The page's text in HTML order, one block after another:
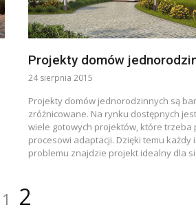
Projekty domów
24 sierpnia 2015
Projekty domów jednorodzinnych są
zróżnicowane. Na rynku dostępnych
wiele gotowych projektów, które trzeba
procesowi adaptacji. Dzięki temu każdy
problemu znajdzie projekt idealny dla
Page
1 Page
2